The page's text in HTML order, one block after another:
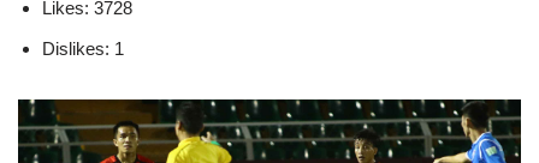
Likes: 3728
Dislikes: 1